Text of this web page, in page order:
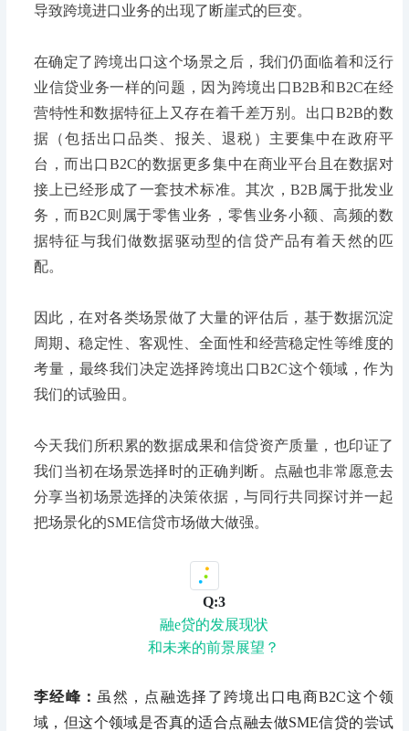
导致跨境进口业务的出现了断崖式的巨变。
在确定了跨境出口这个场景之后，我们仍面临着和泛行
业信贷业务一样的问题，因为跨境出口B2B和B2C在经
营特性和数据特征上又存在着千差万别。出口B2B的数
据（包括出口品类、报关、退税）主要集中在政府平
台，而出口B2C的数据更多集中在商业平台且在数据对
接上已经形成了一套技术标准。其次，B2B属于批发业
务，而B2C则属于零售业务，零售业务小额、高频的数
据特征与我们做数据驱动型的信贷产品有着天然的匹
配。
因此，在对各类场景做了大量的评估后，基于数据沉淀
周期 、稳定性、客观性、全面性和经营稳定性等维度的
考量，最终我们决定选择跨境出口B2C这个领域，作为
我们的试验田。
今天我们所积累的数据成果和信贷资产质量，也印证了
我们当初在场景选择时的正确判断。点融也非常愿意去
分享当初场景选择的决策依据，与同行共同探讨并一起
把场景化的SME信贷市场做大做强。
Q:3
融e贷的发展现状
和未来的前景展望？
李经峰： 虽然，点融选择了跨境出口电商B2C这个领
域，但这个领域是否真的适合点融去做SME信贷的尝试